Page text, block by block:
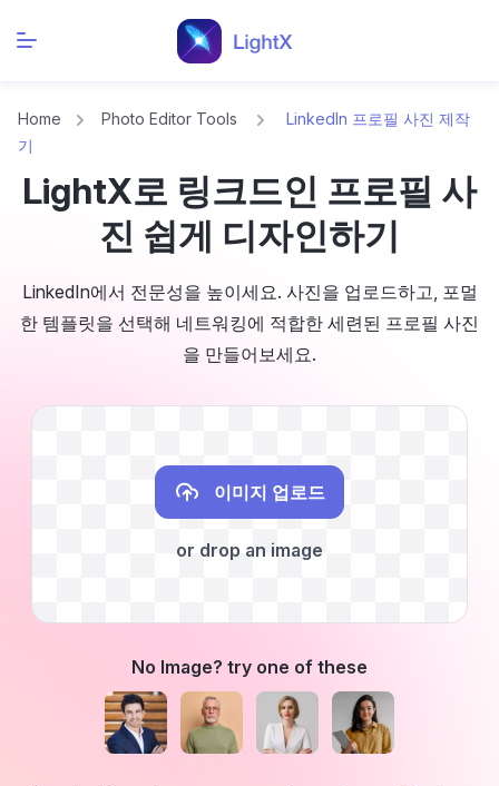
Home Photo Editor Tools
LinkedIn 프로필 사진 제작
기
LightX로 링크드인 프로필 사
진 쉽게 디자인하기
LinkedIn에서 전문성을 높이세요. 사진을 업로드하고, 포멀
한 템플릿을 선택해 네트워킹에 적합한 세련된 프로필 사진
을 만들어보세요.
이미지 업로드
or drop an image
No Image? try one of these